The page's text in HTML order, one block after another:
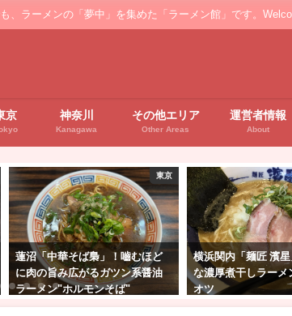
ラーメンの「夢中」を集めた「ラーメン館」です。
京 神奈川
Kanagawa
その他エリア
Other Areas
運営者情報
About
神奈川
横浜関内「麺匠 濱星」 マイルド
な濃厚煮干しラーメン！味変も
オツ
藤枝「支那そば処
ラーメン文化を堪能
冷やしのセット"